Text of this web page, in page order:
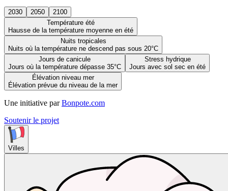
2030 2050
2100
Température été
Hausse de la température moyenne en été
Nuits tropicales
Nuits où la température ne descend pas sous 20°C
Jours de canicule
Jours où la température dépasse 35°C
Stress hydrique
Jours avec sol sec en été
Élévation niveau mer
Élévation prévue du niveau de la mer
Une initiative par Bonpote.com
Soutenir le projet
Villes